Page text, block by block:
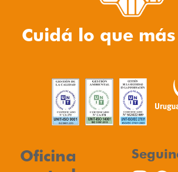
Cuidá lo que
Oficina